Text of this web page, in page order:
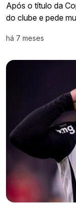
Após o título da
do clube e pede
há 7 meses